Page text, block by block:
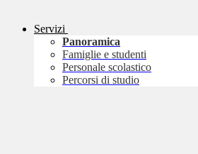
Servizi
Panoramica
Famiglie e studenti
Personale scolastico
Percorsi di studio